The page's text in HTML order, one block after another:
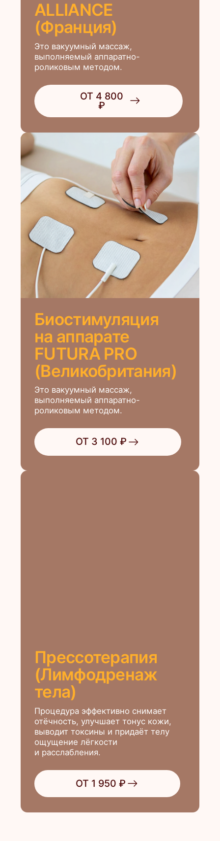
Биостимуляция
на аппарате
FUTURA PRO
Это вакуумный массаж,
выполняемый аппаратно-
роликовым методом.
ОТ 3 100 ₽
Прессотерапия
(Лимфодренаж
тела)
Процедура эффективно снимает
отёчность, улучшает тонус кожи,
ощущение лёгкости
и расслабления.
Массажи для тела
Лимфодренажный массаж тела
способствует омоложению
и оздоровлению всего организма
ОТ 4 800
₽